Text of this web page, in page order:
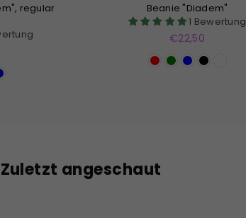
regular
Beanie "Diadem"
1 Bewertung
Normaler
€22,50
Zuletzt angeschaut